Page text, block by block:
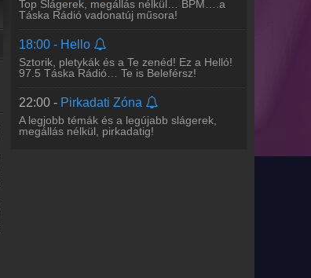
Top Slágerek, megállás nélkül… BPM….a
Táska Rádió vadonatúj műsora!
18:00 - Hello
Sztorik, pletykák és a Te zenéd! Ez a Helló!
97.5 Táska Rádió… Te is Beleférsz!
22:00 - Pirkadati Zóna
A legjobb témák és a legújabb slágerek,
megállás nélkül, pirkadatig!